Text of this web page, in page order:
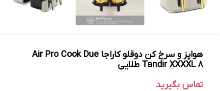
هواپز و سرخ کن دوقلو کاراجا Air Pro Cook Due
Tandir XXXXL 8 طلایی
تماس بگیرید